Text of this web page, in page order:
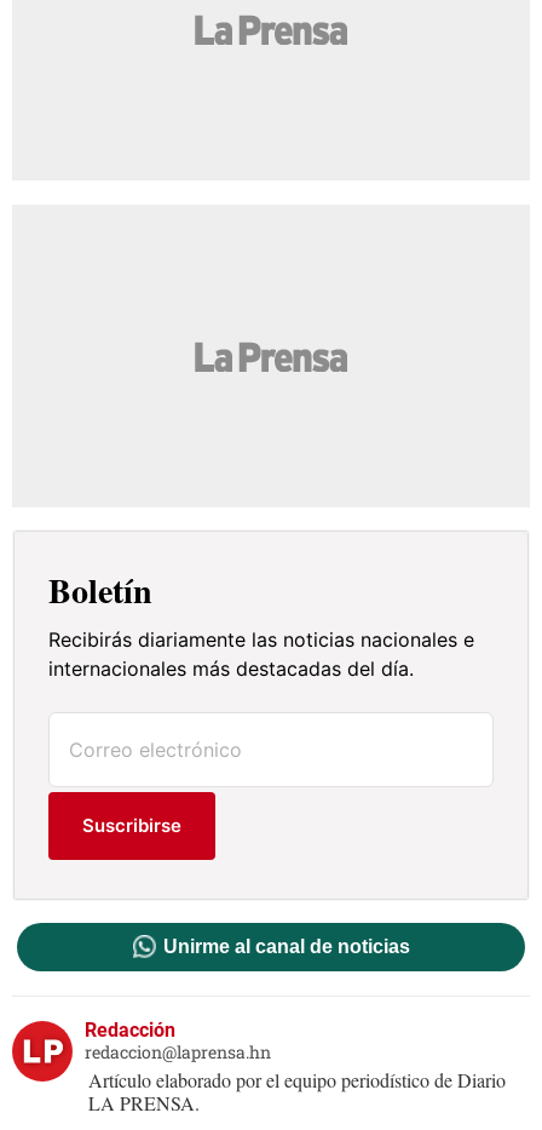
Boletín
Recibirás diariamente las noticias nacionales e
internacionales más destacadas del día.
Suscribirse
Unirme al canal de noticias
Redacción
redaccion@laprensa.hn
Artículo elaborado por el equipo periodístico de Diario
LA PRENSA.